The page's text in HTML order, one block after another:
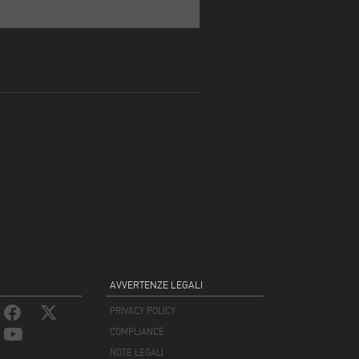
AVVERTENZE LEGALI
PRIVACY POLICY
COMPLIANCE
NOTE LEGALI